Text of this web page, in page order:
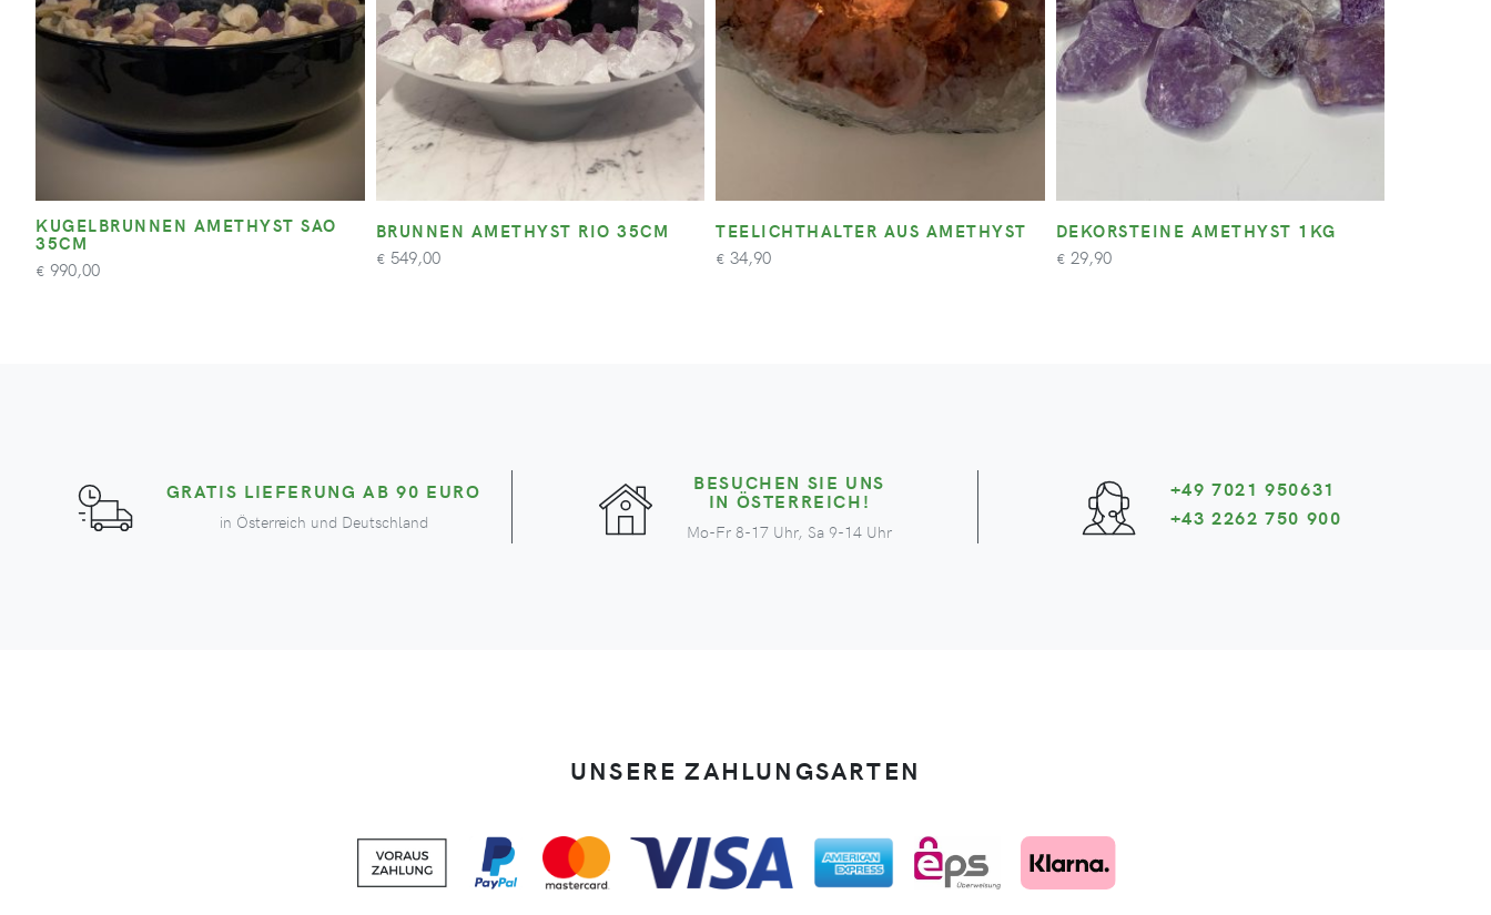
KUGELBRUNNEN AMETHYST SAO
35CM
€ 990,00
BRUNNEN AMETHYST RIO 35CM
€ 549,00
TEELICHTHALTER AUS AMETHYST
€ 34,90
DEKORSTEINE AMETHYST 1KG
€ 29,90
GRATIS LIEFERUNG AB 90 EURO
in Österreich und Deutschland
BESUCHEN SIE UNS
IN ÖSTERREICH!
Mo-Fr 8-17 Uhr, Sa 9-14 Uhr
+49 7021 950631
+43 2262 750 900
UNSERE ZAHLUNGSARTEN